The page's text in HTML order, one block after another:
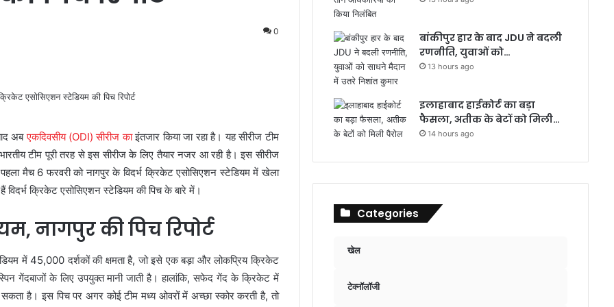
0
अबएकदिवसीय (ODI) सीरीज काइंतजार किया जा रहा है। यह सीरीज टीम
टीम पूरी तरह से इस सीरीज के लिए तैयार नजर आ रही है। इस सीरीज
पहला मैच 6 फरवरी को नागपुर के विदर्भ क्रिकेट एसोसिएशन स्टेडियम में खेला
क्रिकेट एसोसिएशन स्टेडियम की पिच के बारे में।
नागपुर की पिच रिपोर्ट
में 45,000 दर्शकों की क्षमता है, जो इसे एक बड़ा और लोकप्रिय क्रिकेट
गेंदबाजों के लिए उपयुक्त मानी जाती है। हालांकि, सफेद गेंद के क्रिकेट में
है। इस पिच पर अगर कोई टीम मध्य ओवरों में अच्छा स्कोर करती है, तो
बांकीपुर हार के बाद JDU ने बदली
रणनीति, युवाओं को…
13 hours ago
इलाहाबाद हाईकोर्ट का बड़ा
फैसला, अतीक के बेटों को मिली…
14 hours ago
Categories
खेल
टेक्नॉलॉजी